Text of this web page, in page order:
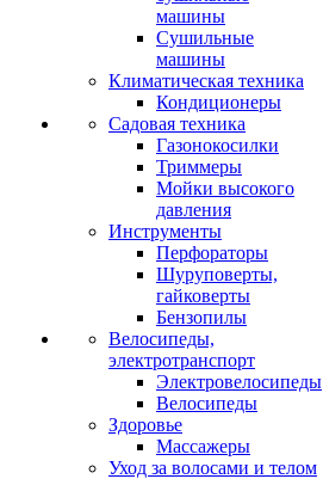
машины
Сушильные
машины
Климатическая техника
Кондиционеры
Садовая техника
Газонокосилки
Триммеры
Мойки высокого
давления
Инструменты
Перфораторы
Шуруповерты,
гайковерты
Бензопилы
Велосипеды,
электротранспорт
Электровелосипеды
Велосипеды
Здоровье
Массажеры
Уход за волосами и телом